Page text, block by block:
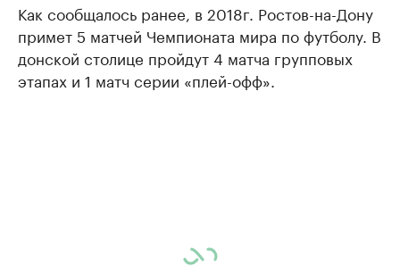
Как сообщалось ранее, в 2018г. Ростов-на-Дону
примет 5 матчей Чемпионата мира по футболу. В
донской столице пройдут 4 матча групповых
этапах и 1 матч серии «плей-офф».